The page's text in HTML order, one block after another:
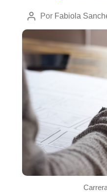
Autor
de
la
publicación
Por Fabiola